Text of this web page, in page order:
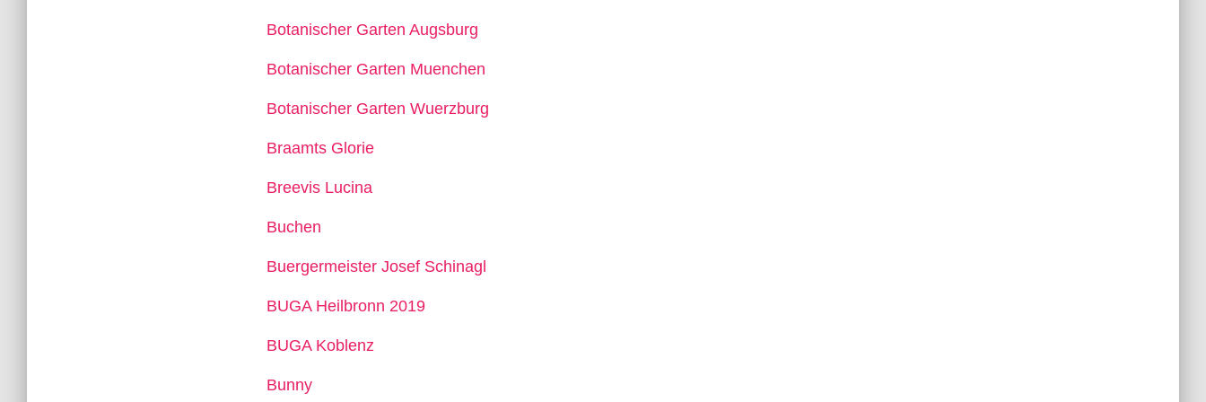
Botanischer Garten Augsburg
Botanischer Garten Muenchen
Botanischer Garten Wuerzburg
Braamts Glorie
Breevis Lucina
Buchen
Buergermeister Josef Schinagl
BUGA Heilbronn 2019
BUGA Koblenz
Bunny